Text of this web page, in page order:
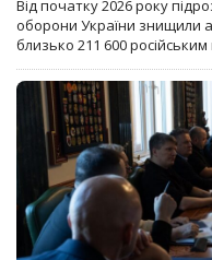
Від початку 2026 року
оборони України знищили
близько 211 600